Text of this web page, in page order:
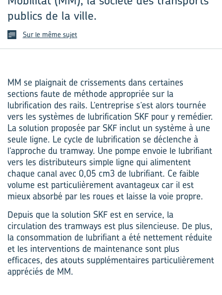
publics de la ville.
Sur le même sujet
MM se plaignait de crissements dans certaines
sections faute de méthode appropriée sur la
lubrification des rails. L’entreprise s’est alors tournée
vers les systèmes de lubrification SKF pour y remédier.
La solution proposée par SKF inclut un système à une
seule ligne. Le cycle de lubrification se déclenche à
l’approche du tramway. Une pompe envoie le lubrifiant
vers les distributeurs simple ligne qui alimentent
chaque canal avec 0,05 cm3 de lubrifiant. Ce faible
volume est particulièrement avantageux car il est
mieux absorbé par les roues et laisse la voie propre.
Depuis que la solution SKF est en service, la
circulation des tramways est plus silencieuse. De plus,
la consommation de lubrifiant a été nettement réduite
et les interventions de maintenance sont plus
efficaces, des atouts supplémentaires particulièrement
appréciés de MM.